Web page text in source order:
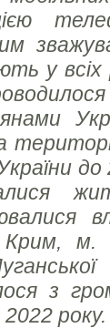
у всіх
м.
з
року.